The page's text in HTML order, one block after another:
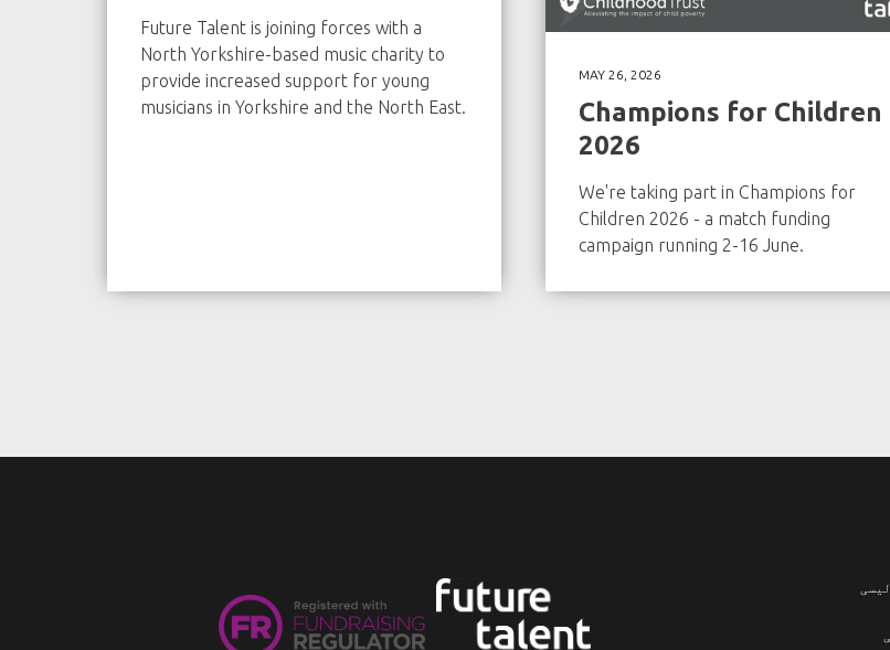
Future Talent is joining forces with a
North Yorkshire-based music charity to
provide increased support for young
musicians in Yorkshire and the North East.
MAY 26, 2026
Champions for Children
2026
We're taking part in Champions for
Children 2026 - a match funding
campaign running 2-16 June.